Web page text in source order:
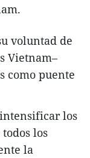
voluntad de
Vietnam–
como puente
los
los
la